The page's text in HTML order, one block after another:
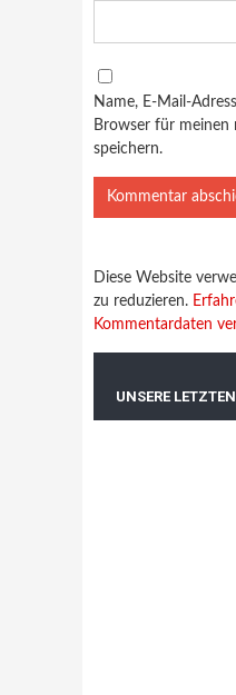
Name, E-Mail-
Browser für meinen
speichern.
Diese Website
zu reduzieren.
Kommentardaten
UNSERE